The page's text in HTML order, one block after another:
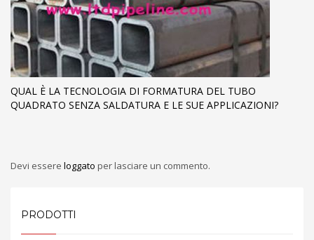
QUAL È LA TECNOLOGIA DI FORMATURA DEL TUBO
QUADRATO SENZA SALDATURA E LE SUE APPLICAZIONI?
Devi essere loggato per lasciare un commento.
PRODOTTI